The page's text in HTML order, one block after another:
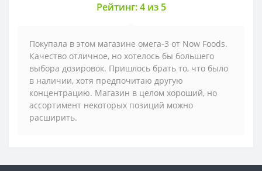
Рейтинг: 4 из 5
Покупала в этом магазине омега-3 от Now Foods.
Качество отличное, но хотелось бы большего
выбора дозировок. Пришлось брать то, что было
в наличии, хотя предпочитаю другую
концентрацию. Магазин в целом хороший, но
ассортимент некоторых позиций можно
расширить.